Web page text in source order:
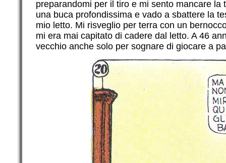
preparandomi per il tiro e mi sento mancare la
una buca profondissima e vado a sbattere la
mio letto. Mi risveglio per terra con un
mi era mai capitato di cadere dal letto. A 46
vecchio anche solo per sognare di giocare a